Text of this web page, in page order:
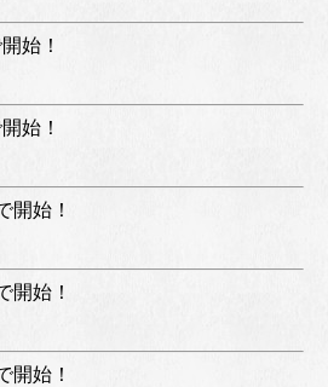
始！
始！
開始！
開始！
開始！